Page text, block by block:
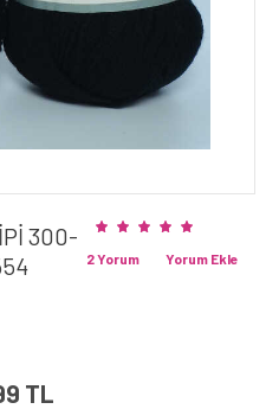
300-
Yorum Ekle
2 Yorum
TL